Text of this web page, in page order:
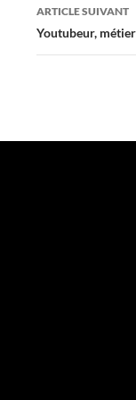
ARTICLE SUIVANT
Youtubeur,